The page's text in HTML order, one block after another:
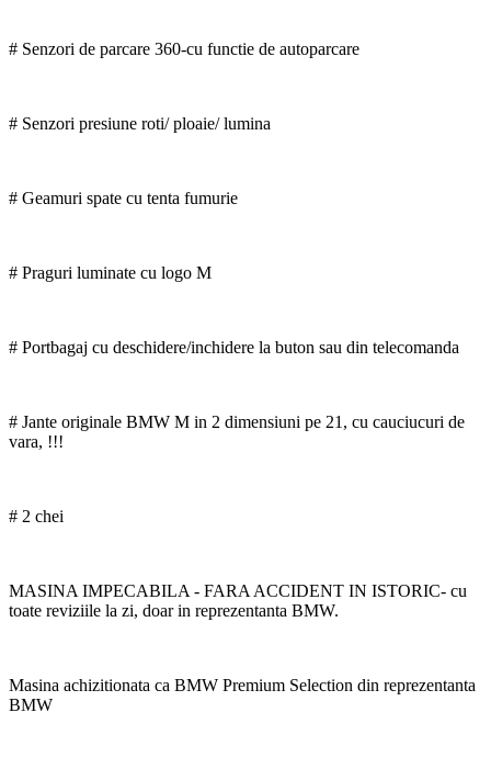
# Senzori de parcare 360-cu functie de autoparcare
# Senzori presiune roti/ ploaie/ lumina
# Geamuri spate cu tenta fumurie
# Praguri luminate cu logo M
# Portbagaj cu deschidere/inchidere la buton sau din telecomanda
# Jante originale BMW M in 2 dimensiuni pe 21, cu cauciucuri de
vara, !!!
# 2 chei
MASINA IMPECABILA - FARA ACCIDENT IN ISTORIC- cu
toate reviziile la zi, doar in reprezentanta BMW.
Masina achizitionata ca BMW Premium Selection din reprezentanta
BMW